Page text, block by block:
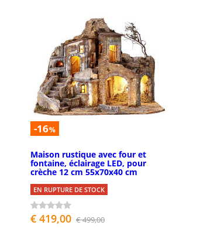
-16%
Maison rustique avec four et
fontaine, éclairage LED, pour
crèche 12 cm 55x70x40 cm
EN RUPTURE DE STOCK
€ 419,00 € 499,00